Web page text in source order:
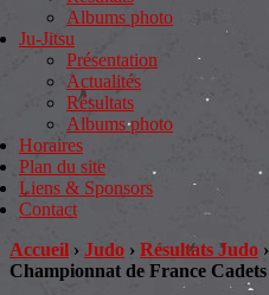
Albums photo
Ju-Jitsu
Présentation
Actualités
Résultats
Albums photo
Horaires
Plan du site
Liens & Sponsors
Contact
Accueil › Judo › Résultats Judo ›
Championnat de France Cadets